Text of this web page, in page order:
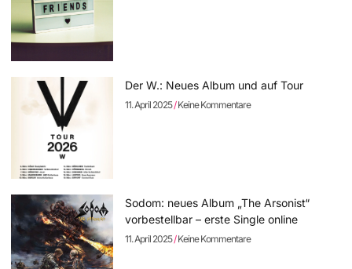
Der W.: Neues Album und auf Tour
11. April 2025 Keine Kommentare
Sodom: neues Album „The Arsonist“
vorbestellbar – erste Single online
11. April 2025 Keine Kommentare